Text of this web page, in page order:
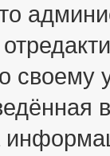
своему